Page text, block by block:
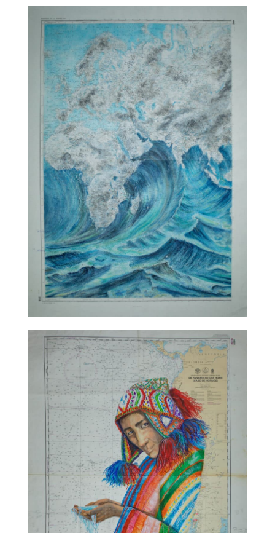
TALC02-11 – Sabine Chautard